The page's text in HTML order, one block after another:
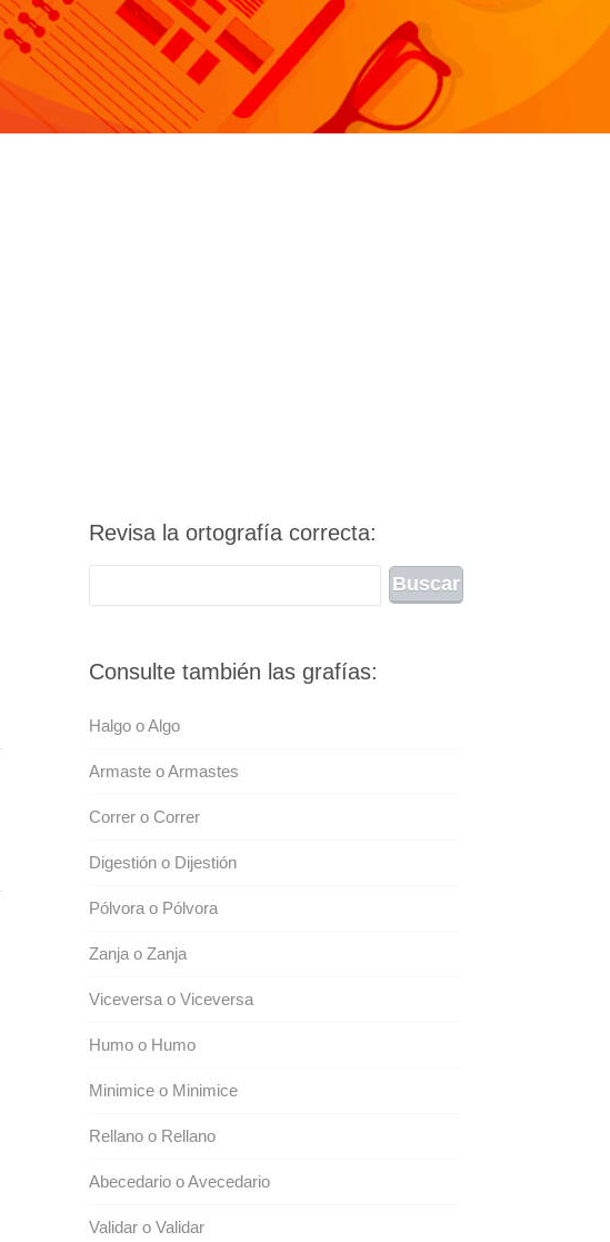
Revisa la ortografía correcta:
Consulte también las grafías:
Halgo o Algo
Armaste o Armastes
Correr o Correr
Digestión o Dijestión
Pólvora o Pólvora
Zanja o Zanja
Viceversa o Viceversa
Humo o Humo
Minimice o Minimice
Rellano o Rellano
Abecedario o Avecedario
Validar o Validar